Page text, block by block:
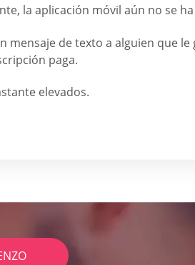
la aplicación móvil aún no se
mensaje de texto a alguien que le
paga.
elevados.